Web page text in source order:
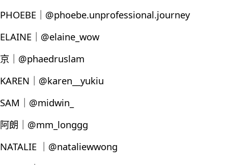
PHOEBE｜@phoebe.unprofessional.journey
ELAINE｜@elaine_wow
京｜@phaedruslam
KAREN｜@karen__yukiu
SAM｜@midwin_
阿朗｜@mm_longgg
NATALIE ｜@nataliewwong